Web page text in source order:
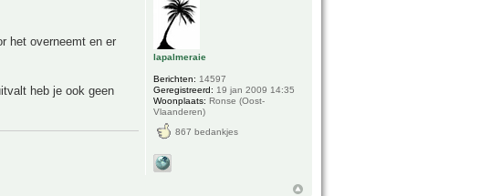
het overneemt en er
heb je ook geen
lapalmeraie
Berichten: 14597
Geregistreerd: 19 jan 2009 14:35
Woonplaats: Ronse (Oost-
Vlaanderen)
867 bedankjes